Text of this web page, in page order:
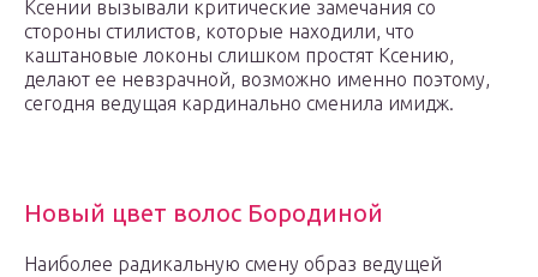
Ксении вызывали критические замечания со
стороны стилистов, которые находили, что
каштановые локоны слишком простят Ксению,
делают ее невзрачной, возможно именно поэтому,
сегодня ведущая кардинально сменила имидж.
Новый цвет волос Бородиной
Наиболее радикальную смену образ ведущей